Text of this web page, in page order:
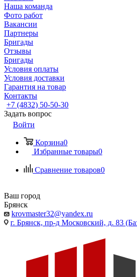
Наша команда
Фото работ
Вакансии
Партнеры
Бригады
Отзывы
Бригады
Условия оплаты
Условия доставки
Гарантия на товар
Контакты
+7 (4832) 50-50-30
Задать вопрос
Войти
Корзина0
Избранные товары0
Сравнение товаров0
Ваш город
Брянск
krovmaster32@yandex.ru
г. Брянск, пр-д Московский, д. 83